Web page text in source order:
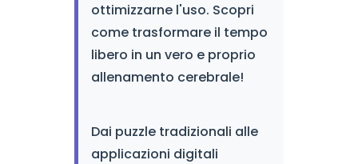
ottimizzarne l'uso. Scopri
come trasformare il tempo
libero in un vero e proprio
allenamento cerebrale!
Dai puzzle tradizionali alle
applicazioni digitali